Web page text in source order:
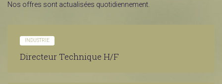
Nos offres sont actualisées quotidiennement.
INDUSTRIE
Directeur Technique H/F